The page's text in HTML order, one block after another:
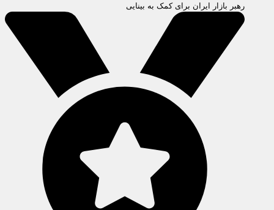
رهبر بازار ایران برای کمک به بینایی